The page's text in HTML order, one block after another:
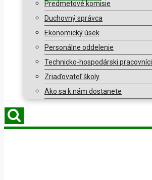
Predmetové komisie
Duchovný správca
Ekonomický úsek
Personálne oddelenie
Technicko-hospodárski pracovníci
Zriaďovateľ školy
Ako sa k nám dostanete